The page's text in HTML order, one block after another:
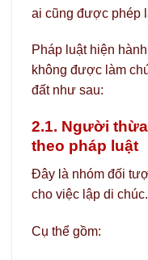
ai cũng được phép
Pháp luật hiện
không được làm
đất như sau:
2.1. Người
theo pháp luật
Đây là nhóm đối
cho việc lập di chúc.
Cụ thể gồm: